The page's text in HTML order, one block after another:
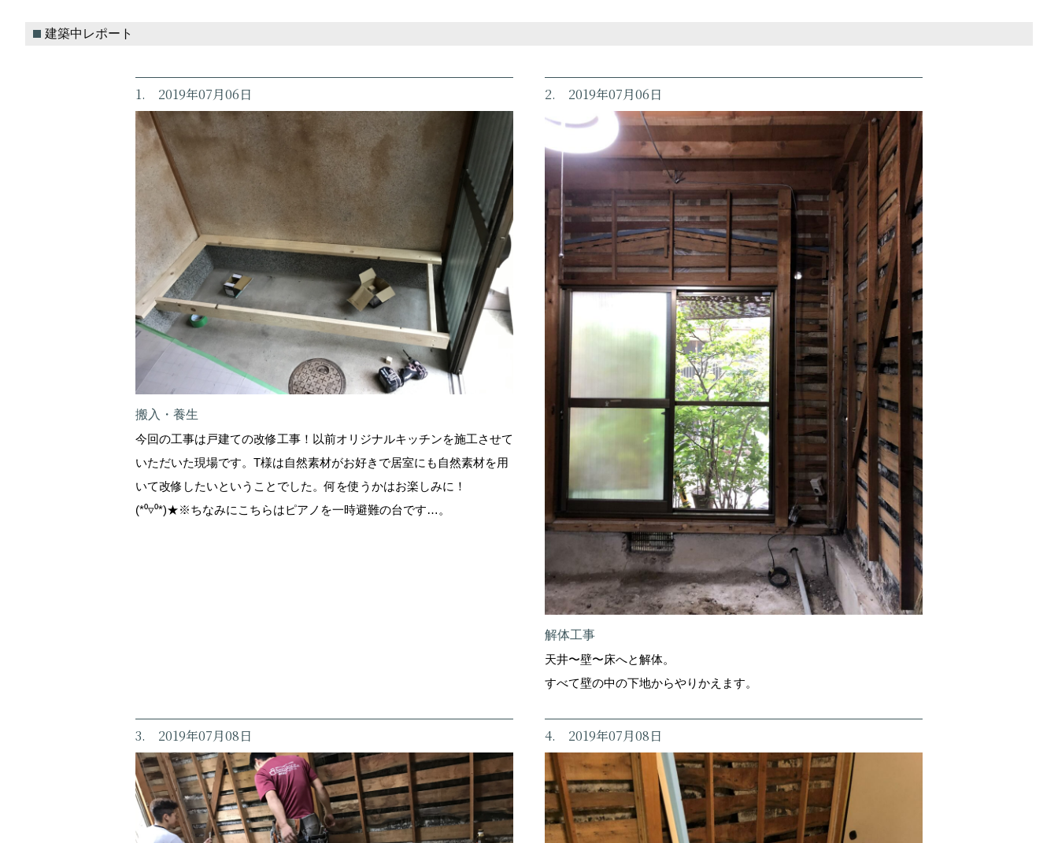
建築中レポート
1. 2019年07月06日
搬入・養生
今回の工事は戸建ての改修工事！以前オリジナルキッチンを施工させて
いただいた現場です。T様は自然素材がお好きで居室にも自然素材を用
いて改修したいということでした。何を使うかはお楽しみに！
(*⁰▿⁰*)★※ちなみにこちらはピアノを一時避難の台です…。
2. 2019年07月06日
解体工事
天井〜壁〜床へと解体。
すべて壁の中の下地からやりかえます。
3. 2019年07月08日 4. 2019年07月08日